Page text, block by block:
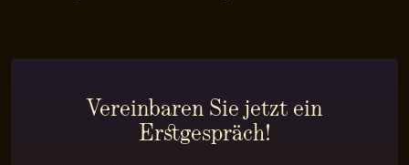
Vereinbaren Sie jetzt ein
Erstgespräch!